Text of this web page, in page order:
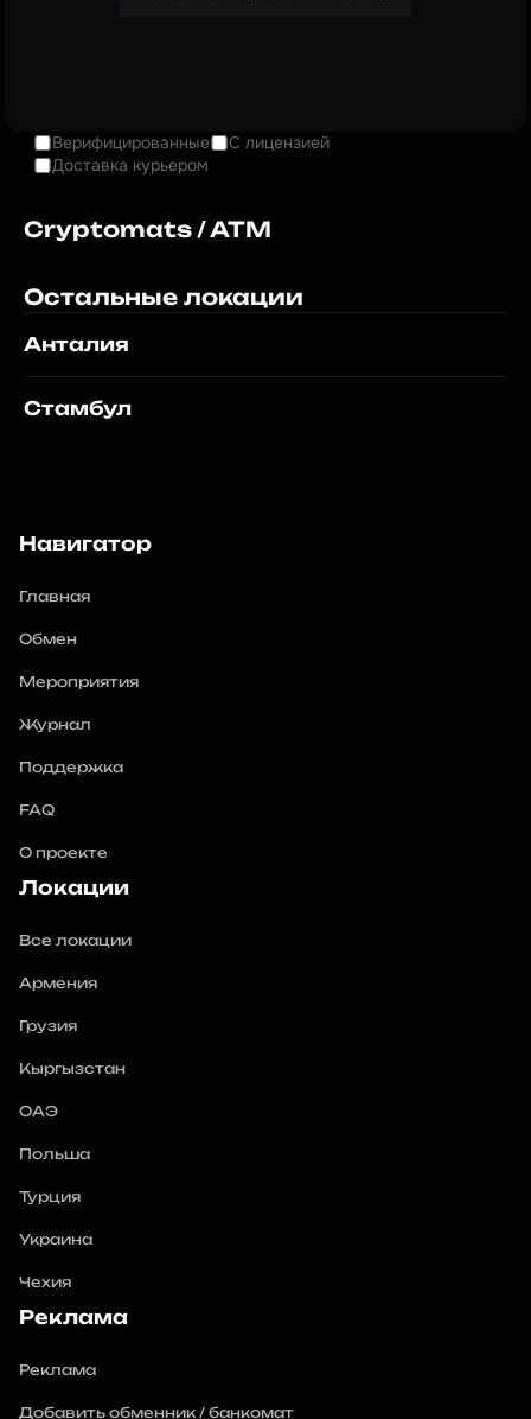
Верифицированные
С лицензией
Доставка курьером
Cryptomats / ATM
Остальные локации
Анталия
Стамбул
Навигатор
Главная
Обмен
Мероприятия
Журнал
Поддержка
FAQ
О проекте
Локации
Все локации
Армения
Грузия
Кыргызстан
ОАЭ
Польша
Турция
Украина
Чехия
Реклама
Реклама
Добавить обменник / банкомат